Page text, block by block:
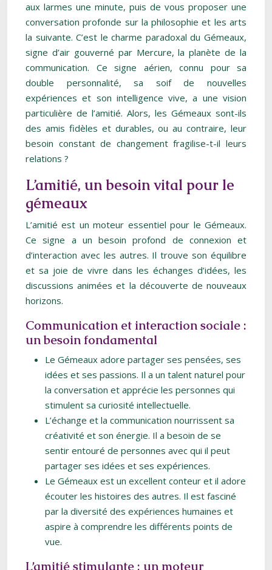
aux larmes une minute, puis de vous proposer une
conversation profonde sur la philosophie et les arts
la suivante. C’est le charme paradoxal du Gémeaux,
signe d’air gouverné par Mercure, la planète de la
communication. Ce signe aérien, connu pour sa
double personnalité, sa soif de nouvelles
expériences et son intelligence vive, a une vision
particulière de l’amitié. Alors, les Gémeaux sont-ils
des amis fidèles et durables, ou au contraire, leur
besoin constant de changement fragilise-t-il leurs
relations ?
L’amitié, un besoin vital pour le
gémeaux
L’amitié est un moteur essentiel pour le Gémeaux.
Ce signe a un besoin profond de connexion et
d’interaction avec les autres. Il trouve son équilibre
et sa joie de vivre dans les échanges d’idées, les
discussions animées et la découverte de nouveaux
horizons.
Communication et interaction sociale :
un besoin fondamental
Le Gémeaux adore partager ses pensées, ses
idées et ses passions. Il a un talent naturel pour
la conversation et apprécie les personnes qui
stimulent sa curiosité intellectuelle.
L’échange et la communication nourrissent sa
créativité et son énergie. Il a besoin de se
sentir entouré de personnes avec qui il peut
partager ses idées et ses expériences.
Le Gémeaux est un excellent conteur et il adore
écouter les histoires des autres. Il est fasciné
par la diversité des expériences humaines et
aspire à comprendre les différents points de
vue.
L’amitié stimulante : un moteur